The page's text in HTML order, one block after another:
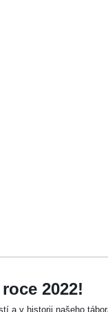
2022!
a v historii našeho